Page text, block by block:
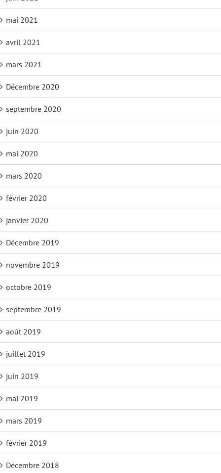
mai 2021
avril 2021
mars 2021
Décembre 2020
septembre 2020
juin 2020
mai 2020
mars 2020
février 2020
janvier 2020
Décembre 2019
novembre 2019
octobre 2019
septembre 2019
août 2019
juillet 2019
juin 2019
mai 2019
mars 2019
février 2019
Décembre 2018